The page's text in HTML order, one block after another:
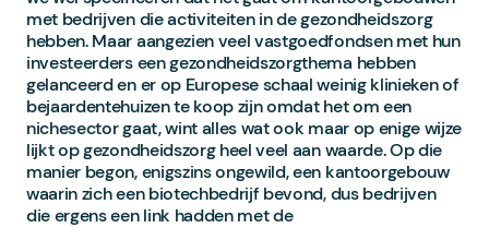
met bedrijven die activiteiten in de gezondheidszorg
hebben. Maar aangezien veel vastgoedfondsen met hun
investeerders een gezondheidszorgthema hebben
gelanceerd en er op Europese schaal weinig klinieken of
bejaardentehuizen te koop zijn omdat het om een
nichesector gaat, wint alles wat ook maar op enige wijze
lijkt op gezondheidszorg heel veel aan waarde. Op die
manier begon, enigszins ongewild, een kantoorgebouw
waarin zich een biotechbedrijf bevond, dus bedrijven
die ergens een link hadden met de